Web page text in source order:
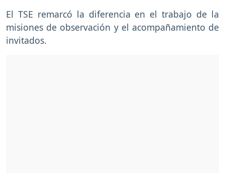
El TSE remarcó la diferencia en el trabajo de la
misiones de observación y el acompañamiento de
invitados.